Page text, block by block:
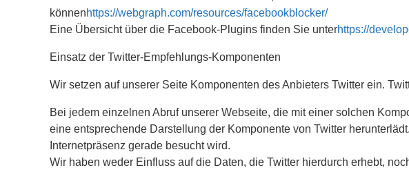
könnenhttps://webgraph.com/resources/facebookblocker/
Eine Übersicht über die Facebook-Plugins finden Sie unterhttps://
Einsatz der Twitter-Empfehlungs-Komponenten
Wir setzen auf unserer Seite Komponenten des Anbieters Twitter ein.
Bei jedem einzelnen Abruf unserer Webseite, die mit einer solchen
eine entsprechende Darstellung der Komponente von Twitter
Internetpräsenz gerade besucht wird.
Wir haben weder Einfluss auf die Daten, die Twitter hierdurch erhebt,